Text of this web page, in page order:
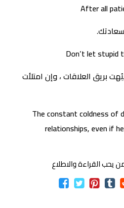
After all
سعادتك.
Don’t let stupid
بريق العلاقات ، وإن امتلأت
The constant coldness of
relationships, even if
يحب القراءة والاطلاع